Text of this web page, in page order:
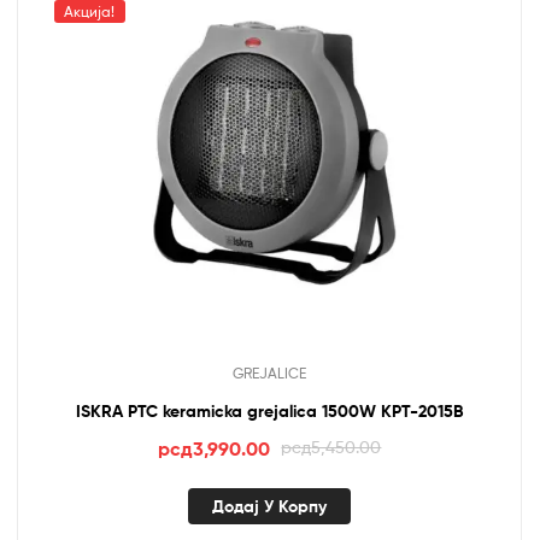
Акција!
GREJALICE
ISKRA PTC keramicka grejalica 1500W KPT-2015B
рсд5,450.00
Оригинална
је
рсд3,990.00Тренутна
је:
Додај У Корпу